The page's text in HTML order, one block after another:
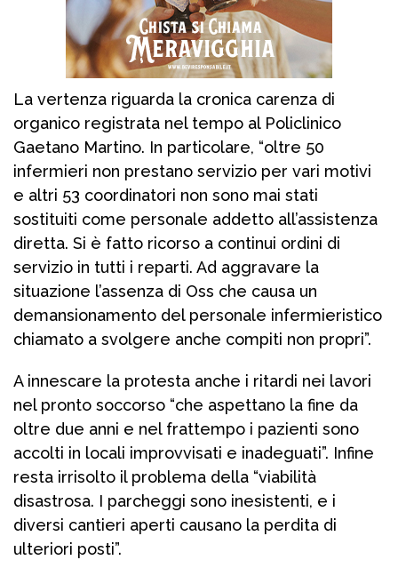
La vertenza riguarda la cronica carenza di
organico registrata nel tempo al Policlinico
Gaetano Martino. In particolare, “oltre 50
infermieri non prestano servizio per vari motivi
e altri 53 coordinatori non sono mai stati
sostituiti come personale addetto all’assistenza
diretta. Si è fatto ricorso a continui ordini di
servizio in tutti i reparti. Ad aggravare la
situazione l’assenza di Oss che causa un
demansionamento del personale infermieristico
chiamato a svolgere anche compiti non propri”.
A innescare la protesta anche i ritardi nei lavori
nel pronto soccorso “che aspettano la fine da
oltre due anni e nel frattempo i pazienti sono
accolti in locali improvvisati e inadeguati”. Infine
resta irrisolto il problema della “viabilità
disastrosa. I parcheggi sono inesistenti, e i
diversi cantieri aperti causano la perdita di
ulteriori posti”.